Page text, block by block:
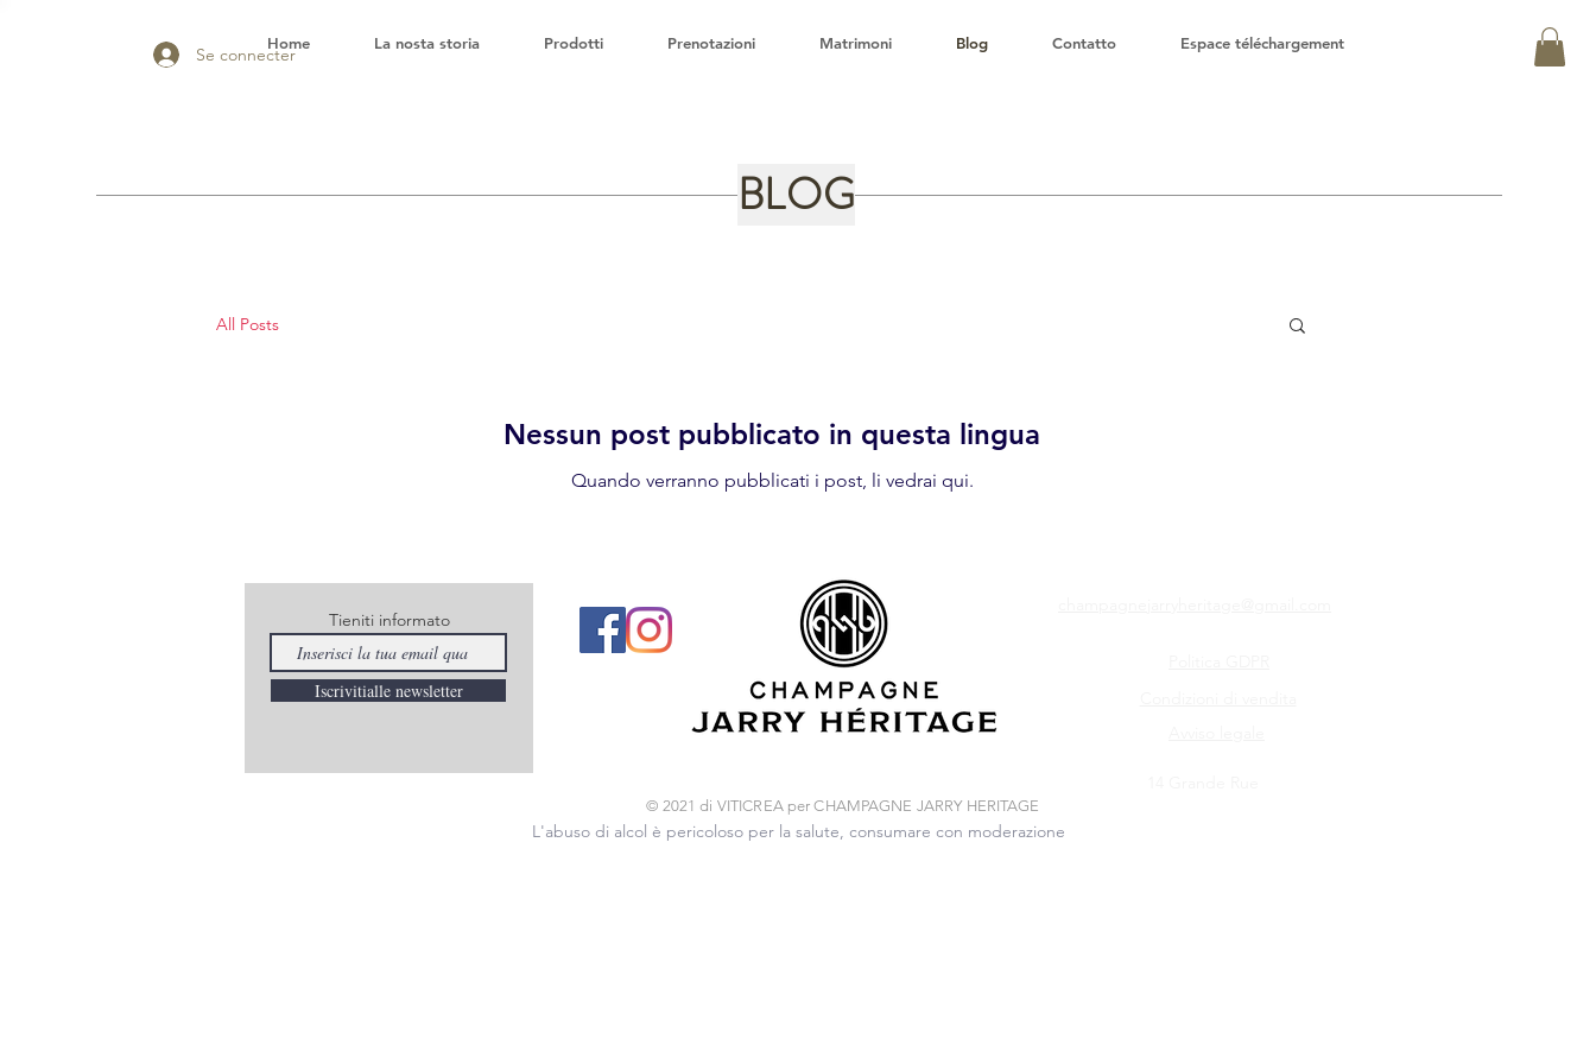
Se connecter
Home La nosta storia Prodotti Prenotazioni Matrimoni Blog Contatto Espace téléchargement
BLOG
All Posts
Nessun post pubblicato in questa lingua
Quando verranno pubblicati i post, li vedrai qui.
Tieniti informato
Iscrivitialle newsletter
© 2021 di VITICREA per CHAMPAGNE JARRY HERITAGE
L'abuso di alcol è pericoloso per la salute, consumare con moderazione